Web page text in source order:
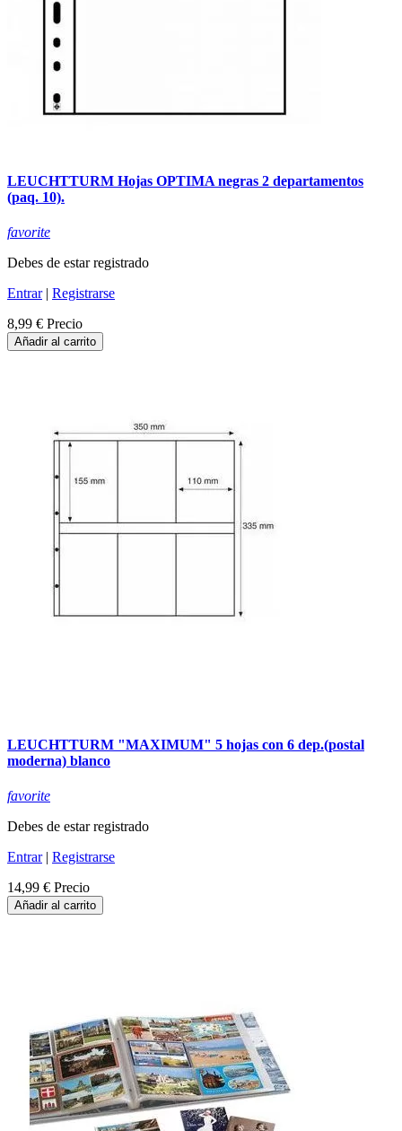
LEUCHTTURM Hojas OPTIMA negras 2 departamentos
(paq. 10).
favorite
Debes de estar registrado
Entrar| Registrarse
8,99 € Precio
Añadir al carrito
LEUCHTTURM "MAXIMUM" 5 hojas con 6 dep.(postal
moderna) blanco
favorite
Debes de estar registrado
Entrar| Registrarse
14,99 € Precio
Añadir al carrito